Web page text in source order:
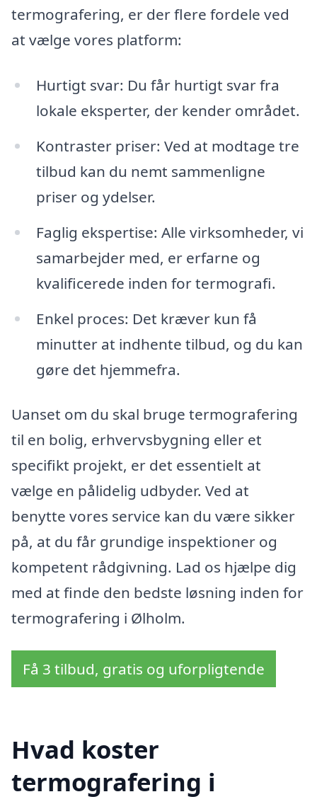
termografering, er der flere fordele ved
at vælge vores platform:
Hurtigt svar: Du får hurtigt svar fra
lokale eksperter, der kender området.
Kontraster priser: Ved at modtage tre
tilbud kan du nemt sammenligne
priser og ydelser.
Faglig ekspertise: Alle virksomheder, vi
samarbejder med, er erfarne og
kvalificerede inden for termografi.
Enkel proces: Det kræver kun få
minutter at indhente tilbud, og du kan
gøre det hjemmefra.
Uanset om du skal bruge termografering
til en bolig, erhvervsbygning eller et
specifikt projekt, er det essentielt at
vælge en pålidelig udbyder. Ved at
benytte vores service kan du være sikker
på, at du får grundige inspektioner og
kompetent rådgivning. Lad os hjælpe dig
med at finde den bedste løsning inden for
termografering i Ølholm.
Få 3 tilbud, gratis og uforpligtende
Hvad koster
termografering i